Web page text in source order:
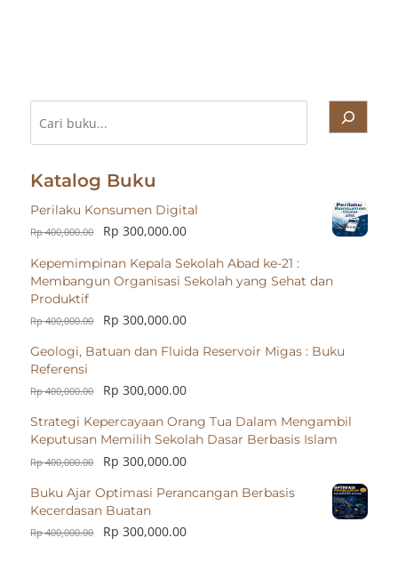
Katalog Buku
Perilaku Konsumen Digital
Rp400,000.00 Rp 300,000.00
Kepemimpinan Kepala Sekolah Abad ke-21 :
Membangun Organisasi Sekolah yang Sehat dan
Produktif
Rp400,000.00 Rp 300,000.00
Geologi, Batuan dan Fluida Reservoir Migas : Buku
Referensi
Rp400,000.00 Rp 300,000.00
Strategi Kepercayaan Orang Tua Dalam Mengambil
Keputusan Memilih Sekolah Dasar Berbasis Islam
Rp400,000.00 Rp 300,000.00
Buku Ajar Optimasi Perancangan Berbasis
Kecerdasan Buatan
Rp400,000.00 Rp 300,000.00